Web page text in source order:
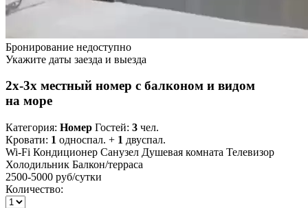
Бронирование недоступно
Укажите даты заезда и выезда
2х-3х местный номер с балконом и видом
на море
Категория: Номер Гостей: 3 чел.
Кровати: 1 односпал. + 1 двуспал.
Wi-Fi Кондиционер Санузел Душевая комната Телевизор
Холодильник Балкон/терраса
2500-5000 руб/сутки
Количество: